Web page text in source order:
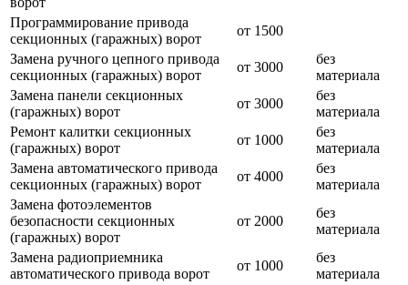
Программирование привода
секционных (гаражных) ворот
от 1500
Замена ручного цепного привода
секционных (гаражных) ворот
от 3000
без
материала
Замена панели секционных
(гаражных) ворот
от 3000
без
материала
Ремонт калитки секционных
(гаражных) ворот
от 1000
без
материала
Замена автоматического привода
секционных (гаражных) ворот
от 4000
без
материала
Замена фотоэлементов
безопасности секционных
(гаражных) ворот
от 2000
без
материала
Замена радиоприемника
автоматического привода ворот
от 1000
без
материала